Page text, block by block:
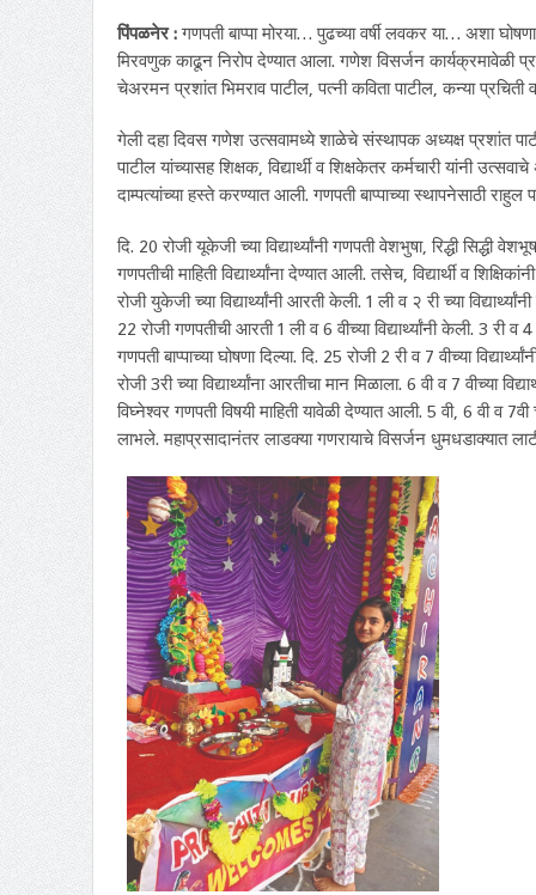
पिंपळनेर :गणपती बाप्पा मोरया… पुढच्या वर्षी लवकर या… अशा
मिरवणुक काढून निरोप देण्यात आला. गणेश विसर्जन कार्यक्रमावेळी
चेअरमन प्रशांत भिमराव पाटील, पत्नी कविता पाटील, कन्या
गेली दहा दिवस गणेश उत्सवामध्ये शाळेचे संस्थापक अध्यक्ष प्रशांत
पाटील यांच्यासह शिक्षक, विद्यार्थी व शिक्षकेतर कर्मचारी यांनी
दाम्पत्यांच्या हस्ते करण्यात आली. गणपती बाप्पाच्या स्थापनेसाठी
दि. 20 रोजी यूकेजी च्या विद्यार्थ्यांनी गणपती वेशभुषा, रिद्धी सिद्धी
गणपतीची माहिती विद्यार्थ्यांना देण्यात आली. तसेच, विद्यार्थी व
रोजी युकेजी च्या विद्यार्थ्यांनी आरती केली. 1 ली व २ री च्या
22 रोजी गणपतीची आरती 1 ली व 6 वीच्या विद्यार्थ्यांनी केली. 3 री व
गणपती बाप्पाच्या घोषणा दिल्या. दि. 25 रोजी 2 री व 7 वीच्या
रोजी 3री च्या विद्यार्थ्यांना आरतीचा मान मिळाला. 6 वी व 7 वीच्या
विघ्नेश्वर गणपती विषयी माहिती यावेळी देण्यात आली. 5 वी, 6 वी व
लाभले. महाप्रसादानंतर लाडक्या गणरायाचे विसर्जन धुमधडाक्यात